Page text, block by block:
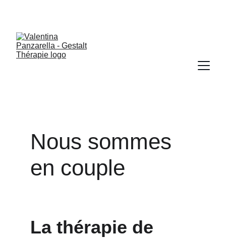
Nous sommes
en couple
La thérapie de